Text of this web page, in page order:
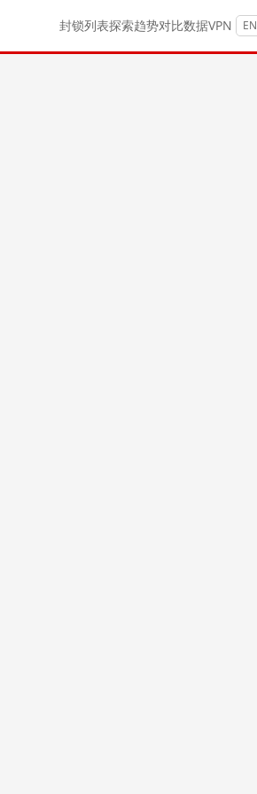
封锁列表探索趋势对比数据VPN EN